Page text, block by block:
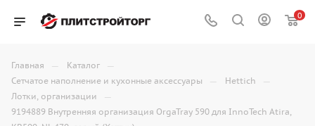
0
Главная — Каталог —
Сетчатое наполнение и кухонные аксессуары — Hettich —
Лотки, организации —
9194889 Внутренняя организация OrgaTray 590 для InnoTech Atira,